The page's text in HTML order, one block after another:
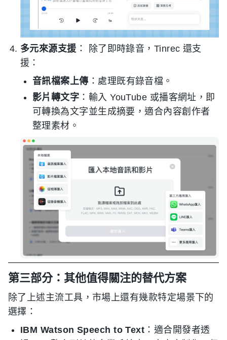
多元來源支援 ： 除了即時錄音，Tinrec 還支
援：
音訊檔案上傳 ：處理既有錄音檔。
影片轉文字 ：輸入 YouTube 或播客網址，即
可轉換為文字並生成摘要，適合內容創作者
整理素材。
第三部分：其他值得關注的替代方案
除了上述主流工具，市場上還有幾款特定場景下的
選擇：
IBM Watson Speech to Text ：適合開發者透